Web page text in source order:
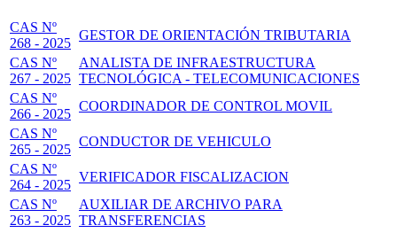
CAS Nº
268 - 2025
GESTOR DE ORIENTACIÓN TRIBUTARIA
CAS Nº
267 - 2025
ANALISTA DE INFRAESTRUCTURA
TECNOLÓGICA - TELECOMUNICACIONES
CAS Nº
266 - 2025
COORDINADOR DE CONTROL MOVIL
CAS Nº
265 - 2025
CONDUCTOR DE VEHICULO
CAS Nº
264 - 2025
VERIFICADOR FISCALIZACION
CAS Nº
263 - 2025
AUXILIAR DE ARCHIVO PARA
TRANSFERENCIAS